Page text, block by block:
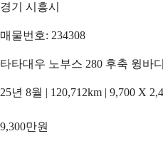
경기 시흥시
매물번호: 234308
타타대우 노부스 280 후축 윙바
25년 8월 | 120,712km | 9,700 X
9,300만원